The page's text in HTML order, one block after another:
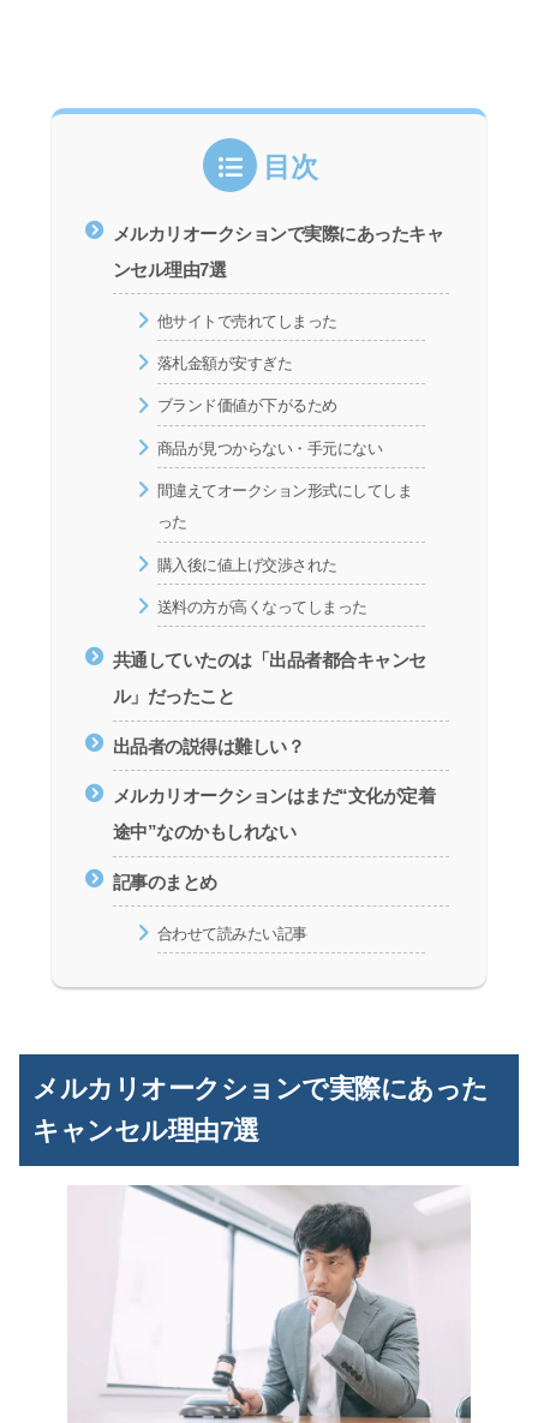
目次
メルカリオークションで実際にあったキャ
ンセル理由7選
他サイトで売れてしまった
落札金額が安すぎた
ブランド価値が下がるため
商品が見つからない・手元にない
間違えてオークション形式にしてしま
った
購入後に値上げ交渉された
送料の方が高くなってしまった
共通していたのは「出品者都合キャンセ
ル」だったこと
出品者の説得は難しい？
メルカリオークションはまだ“文化が定着
途中”なのかもしれない
記事のまとめ
合わせて読みたい記事
メルカリオークションで実際にあった
キャンセル理由7選